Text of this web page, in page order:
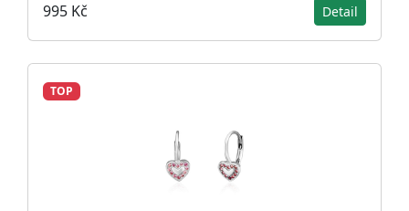
995 Kč Detail
TOP